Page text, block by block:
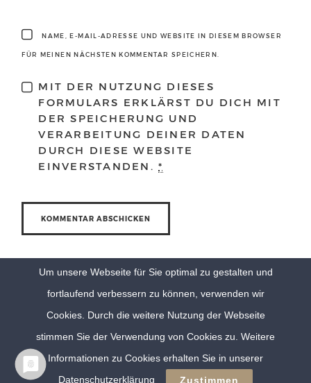
NAME, E-MAIL-ADRESSE UND WEBSITE IN DIESEM BROWSER
FÜR MEINEN NÄCHSTEN KOMMENTAR SPEICHERN.
MIT DER NUTZUNG DIESES
FORMULARS ERKLÄRST DU DICH MIT
DER SPEICHERUNG UND
VERARBEITUNG DEINER DATEN
DURCH DIESE WEBSITE
EINVERSTANDEN.*
© Eva Berten Photography | Imprint Privacy Policy
Um unsere Webseite für Sie optimal zu gestalten und
fortlaufend verbessern zu können, verwenden wir
Cookies. Durch die weitere Nutzung der Webseite
stimmen Sie der Verwendung von Cookies zu. Weitere
Informationen zu Cookies erhalten Sie in unserer
Datenschutzerklärung
Zustimmen